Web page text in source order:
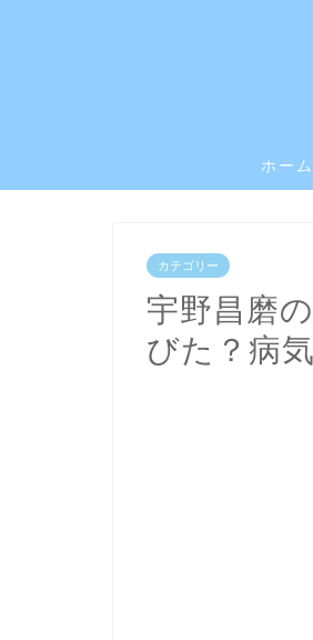
ホーム
カテゴリー
宇野昌磨
びた？病